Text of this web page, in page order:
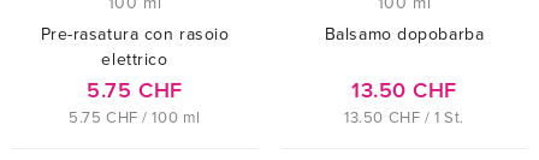
Pre-rasatura con rasoio
elettrico
5.75 CHF
5.75 CHF / 100 ml
Balsamo dopobarba
13.50 CHF
13.50 CHF / 1 St.